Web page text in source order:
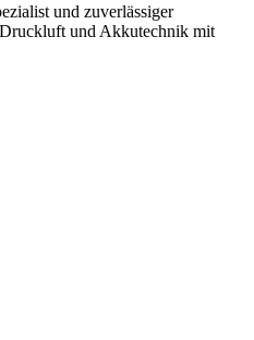
und zuverlässiger
und Akkutechnik mit